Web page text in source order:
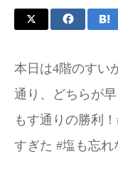
本日は4階のすい
通り、どちらが
もす通りの勝利
すぎた #塩も忘